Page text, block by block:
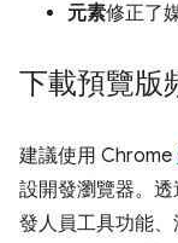
元素修正了
下載預覽版
建議使用 Chrome
設開發瀏覽器。
發人員工具功能